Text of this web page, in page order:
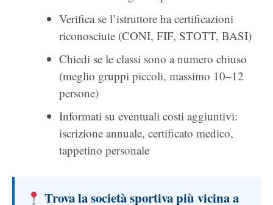
Verifica se l’istruttore ha certificazioni
riconosciute (CONI, FIF, STOTT, BASI)
Chiedi se le classi sono a numero chiuso
(meglio gruppi piccoli, massimo 10–12
persone)
Informati su eventuali costi aggiuntivi:
iscrizione annuale, certificato medico,
tappetino personale
Trova la società sportiva più vicina a